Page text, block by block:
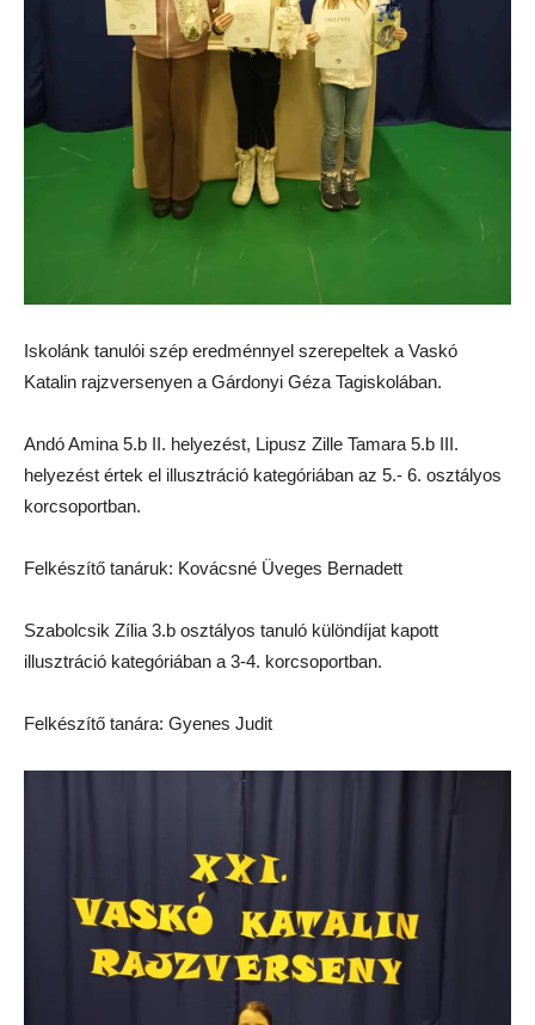
Iskolánk tanulói szép eredménnyel szerepeltek a Vaskó
Katalin rajzversenyen a Gárdonyi Géza Tagiskolában.
Andó Amina 5.b II. helyezést, Lipusz Zille Tamara 5.b III.
helyezést értek el illusztráció kategóriában az 5.- 6. osztályos
korcsoportban.
Felkészítő tanáruk: Kovácsné Üveges Bernadett
Szabolcsik Zília 3.b osztályos tanuló különdíjat kapott
illusztráció kategóriában a 3-4. korcsoportban.
Felkészítő tanára: Gyenes Judit